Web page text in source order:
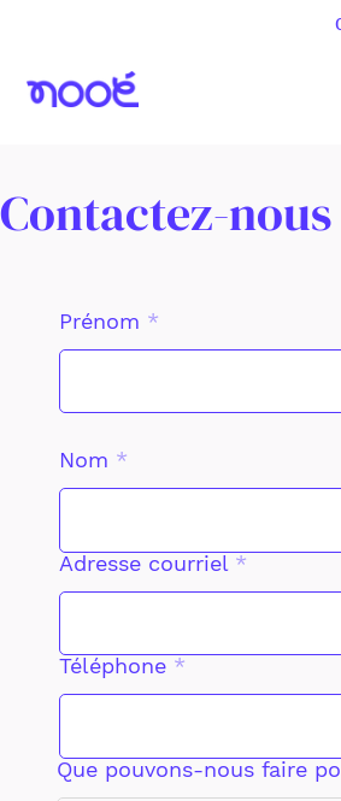
Contactez-nous
Prénom
Nom
Adresse courriel
Téléphone
Que pouvons-nous faire